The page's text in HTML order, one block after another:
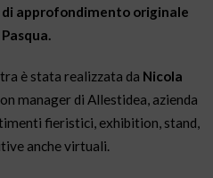
di approfondimento originale
è stata realizzata da Nicola
manager di Allestidea, azienda
fieristici, exhibition, stand,
anche virtuali.